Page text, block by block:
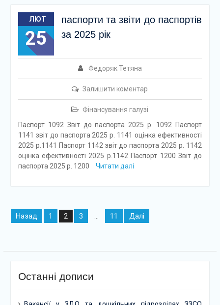
ЛЮТ
25
паспорти та звіти до паспортів
за 2025 рік
Федоряк Тетяна
Залишити коментар
Фінансування галузі
Паспорт 1092 Звіт до паспорта 2025 р. 1092 Паспорт
1141 звіт до паспорта 2025 р. 1141 оцінка ефективності
2025 р.1141 Паспорт 1142 звіт до паспорта 2025 р. 1142
оцінка ефективності 2025 р.1142 Паспорт 1200 Звіт до
паспорта 2025 р. 1200
Читати далі
Навігація
записів
Назад 1 2 3 11 Далі
Останні дописи